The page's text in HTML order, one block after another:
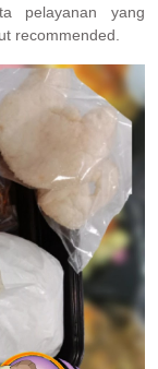
pelayanan yang
recommended.